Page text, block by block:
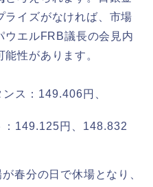
ライズがなければ、市場
ウエルFRB議長の会見内
性があります。
ス：149.406円、
：149.125円、148.832
春分の日で休場となり、